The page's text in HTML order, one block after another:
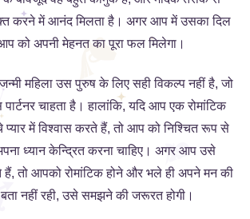
करने में आनंद मिलता है। अगर आप में उसका दिल
को अपनी मेहनत का पूरा फल मिलेगा।
महिला उस पुरुष के लिए सही विकल्प नहीं है, जो
चाहता है। हालांकि, यदि आप एक रोमांटिक
में विश्वास करते हैं, तो आप को निश्चित रूप से
ध्यान केन्द्रित करना चाहिए। अगर आप उसे
हैं, तो आपको रोमांटिक होने और भले ही अपने मन की
नहीं रही, उसे समझने की जरूरत होगी।